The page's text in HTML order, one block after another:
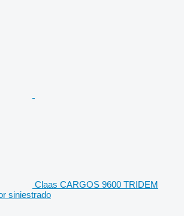
Claas CARGOS 9600 TRIDEM
siniestrado